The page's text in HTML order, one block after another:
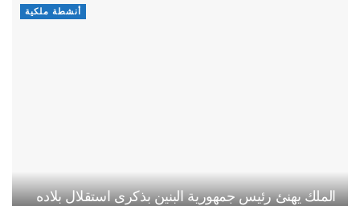
أنشطة ملكية
الملك يهنئ رئيس جمهورية البنين بذكرى استقلال بلاده